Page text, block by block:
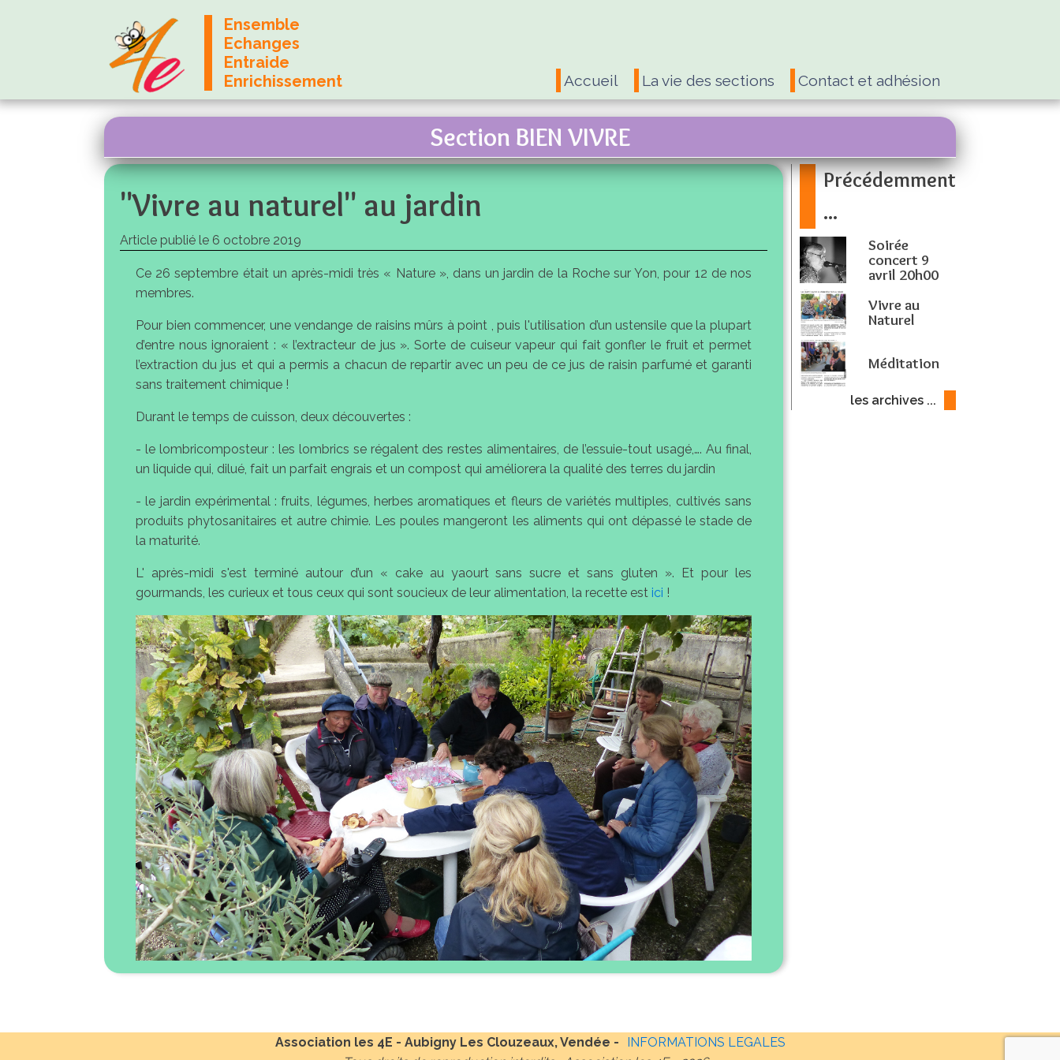
Ensemble
Echanges
Entraide
Enrichissement
Accueil La vie des sections Contact et adhésion
Section BIEN VIVRE
"Vivre au naturel" au jardin
Article publié le 6 octobre 2019
Ce 26 septembre était un après-midi très « Nature », dans un jardin de la Roche sur Yon, pour 12 de nos
membres.
Pour bien commencer, une vendange de raisins mûrs à point , puis l'utilisation d’un ustensile que la plupart
d’entre nous ignoraient : « l’extracteur de jus ». Sorte de cuiseur vapeur qui fait gonfler le fruit et permet
l’extraction du jus et qui a permis a chacun de repartir avec un peu de ce jus de raisin parfumé et garanti
sans traitement chimique !
Durant le temps de cuisson, deux découvertes :
- le lombricomposteur : les lombrics se régalent des restes alimentaires, de l’essuie-tout usagé,…. Au final,
un liquide qui, dilué, fait un parfait engrais et un compost qui améliorera la qualité des terres du jardin
- le jardin expérimental : fruits, légumes, herbes aromatiques et fleurs de variétés multiples, cultivés sans
produits phytosanitaires et autre chimie. Les poules mangeront les aliments qui ont dépassé le stade de
la maturité.
L' après-midi s'est terminé autour d’un « cake au yaourt sans sucre et sans gluten ». Et pour les
gourmands, les curieux et tous ceux qui sont soucieux de leur alimentation, la recette est ici !
Précédemment
...
Soirée
concert 9
avril 20h00
Vivre au
Naturel
Méditation
les archives ...
Association les 4E - Aubigny Les Clouzeaux, Vendée -
INFORMATIONS LEGALES